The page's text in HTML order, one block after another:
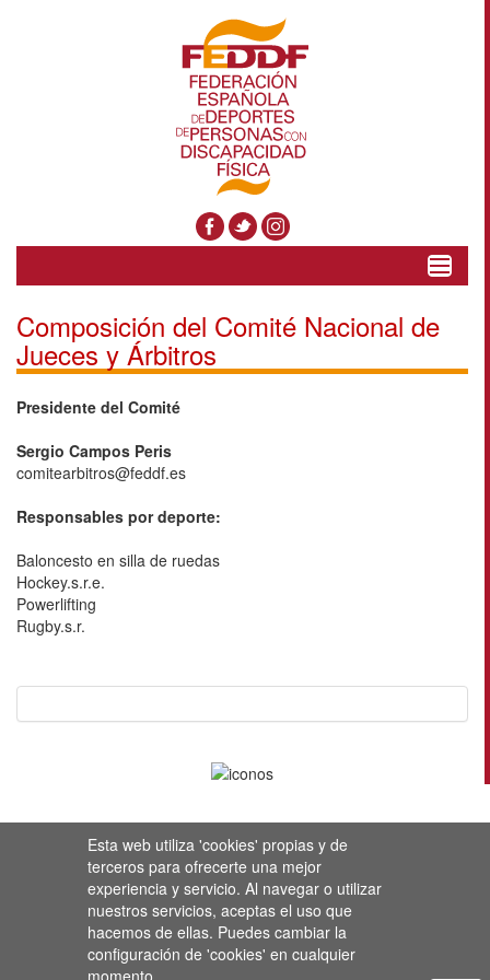
Esta web utiliza 'cookies' propias y de
terceros para ofrecerte una mejor
experiencia y servicio. Al navegar o utilizar
nuestros servicios, aceptas el uso que
hacemos de ellas. Puedes cambiar la
configuración de 'cookies' en cualquier
momento.
Toggle
Composición del Comité Nacional de
Jueces y Árbitros
Presidente del Comité
Sergio Campos Peris
comitearbitros@feddf.es
Responsables por deporte:
Baloncesto en silla de ruedas
Hockey.s.r.e.
Powerlifting
Rugby.s.r.